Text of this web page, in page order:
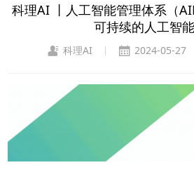
科理AI 丨人工智能管理体系（
可持续的人工智
科理AI | 2024-05-27